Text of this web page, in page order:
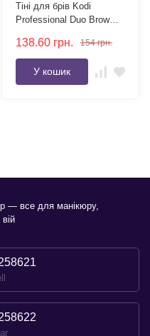
Тіні для брів Kodi
Professional Duo Brow
3 г рефіл двокольорові
138.60 грн. 154 грн.
У кошик
— все для манікюру,